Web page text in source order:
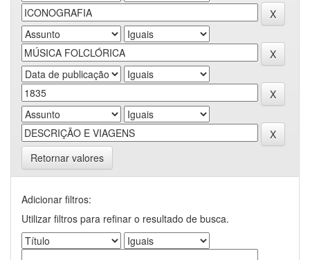
Retornar valores
Adicionar filtros:
Utilizar filtros para refinar o resultado de busca.